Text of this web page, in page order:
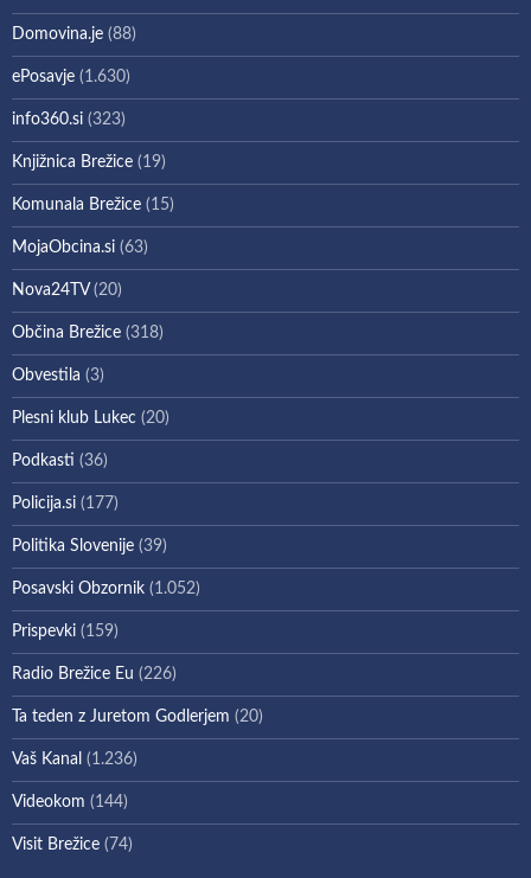
Domovina.je (88)
ePosavje (1.630)
info360.si (323)
Knjižnica Brežice (19)
Komunala Brežice (15)
MojaObcina.si (63)
Nova24TV(20)
Občina Brežice (318)
Obvestila (3)
Plesni klub Lukec (20)
Podkasti (36)
Policija.si (177)
Politika Slovenije (39)
Posavski Obzornik (1.052)
Prispevki (159)
Radio Brežice Eu (226)
Ta teden z Juretom Godlerjem (20)
Vaš Kanal (1.236)
Videokom (144)
Visit Brežice (74)